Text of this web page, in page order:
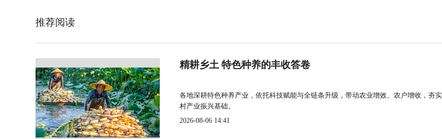
推荐阅读
精耕乡土 特色种养的丰收答卷
各地深耕特色种养产业，依托科技赋能与全链条升级，带动农业增效、农户增收，夯
村产业振兴基础。
2026-08-06 14:41